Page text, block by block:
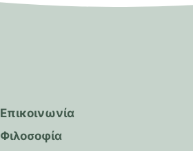
Επικοινωνία
Φιλοσοφία